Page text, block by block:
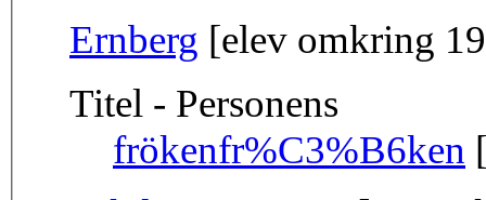
Ernberg [elev omkring
Titel - Personens
frökenfr%C3%B6ken